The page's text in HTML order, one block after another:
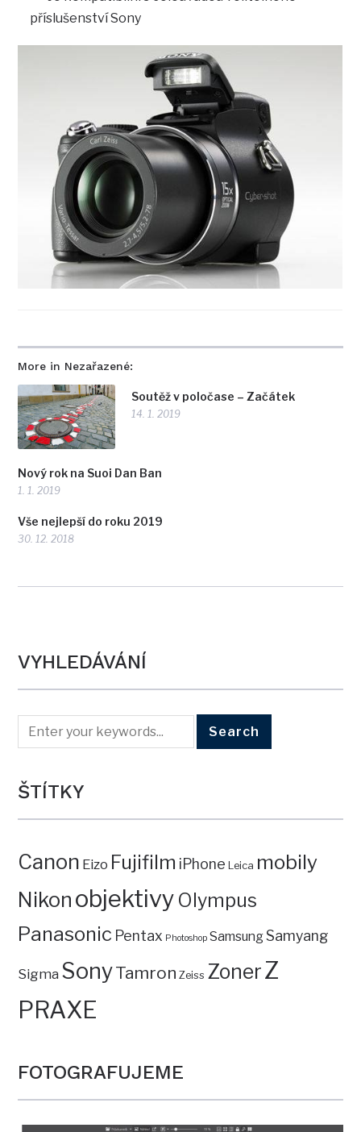
More in Nezařazené:
Soutěž v poločase – Začátek
14. 1. 2019
Nový rok na Suoi Dan Ban
1. 1. 2019
Vše nejlepší do roku 2019
30. 12. 2018
příslušenství Sony
VYHLEDÁVÁNÍ
ŠTÍTKY
Canon Eizo Fujifilm iPhone Leica mobily
Nikon objektivy Olympus
Panasonic Pentax Photoshop SamsungSamyang
Sigma SonyTamron Zeiss ZonerZ
PRAXE
FOTOGRAFUJEME